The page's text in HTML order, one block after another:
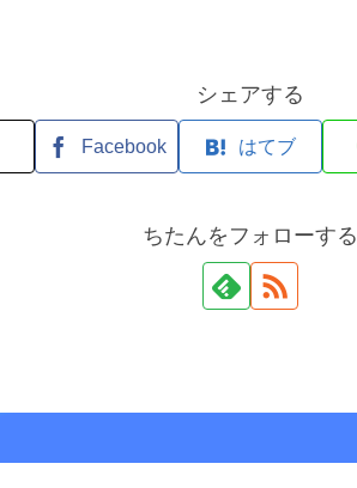
シェアする
Facebook はてブ
ちたんをフォローする